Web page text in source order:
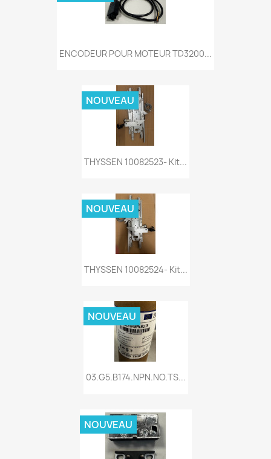
ENCODEUR POUR MOTEUR TD3200...
THYSSEN 10082523- Kit...
NOUVEAU
THYSSEN 10082524- Kit...
NOUVEAU
03.G5.B174.NPN.NO.TS...
NOUVEAU
NOUVEAU